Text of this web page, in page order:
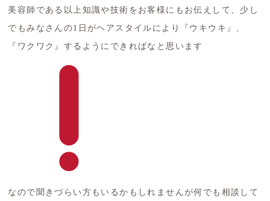
美容師である以上知識や技術をお客様にもお伝えして、少し
でもみなさんの1日がヘアスタイルにより『ウキウキ』、
『ワクワク』するようにできればなと思います
なので聞きづらい方もいるかもしれませんが何でも相談して